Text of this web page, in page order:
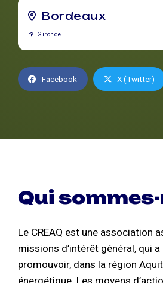
Bordeaux
Gironde
Facebook X (Twitter)
Qui
Le CREAQ est une association
missions d’intérêt général, qui
promouvoir, dans la région